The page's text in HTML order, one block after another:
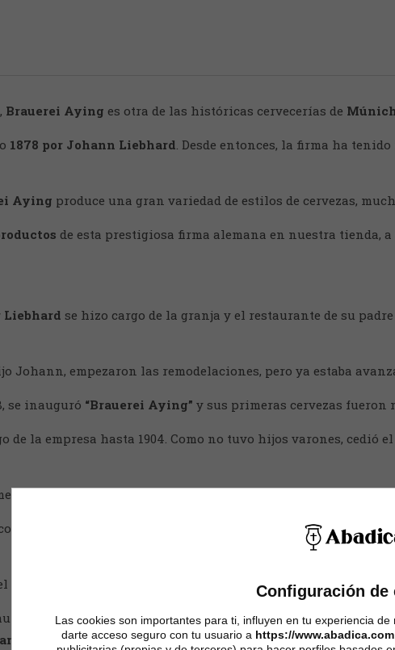
Brauerei Aying es otra de las históricas cervecerías de
1878 por Johann Liebhard . Desde entonces, la firma ha
Aying produce una gran variedad de estilos de cervezas,
de esta prestigiosa firma alemana en nuestra tienda,
Liebhard se hizo cargo de la granja y el restaurante de su
Johann, empezaron las remodelaciones, pero ya estaba
se inauguró “Brauerei Aying” y sus primeras cervezas fueron
de la empresa hasta 1904. Como no tuvo hijos varones,
Guerra Mundial y la posterior crisis económica de
mejoraron bastante, aunque la inestabilidad monetaria
nazismo y la consecuente Segunda Guerra Mundial volvieron a
repentinamente, en 1936 y, en medio de la crisis, Ayinger
Configuración de
Las cookies son importantes para ti, influyen en tu experiencia
darte acceso seguro con tu usuario a https://www.abadica.com